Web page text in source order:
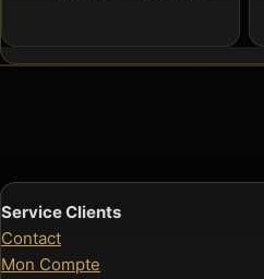
prix :
65,00 €
Service Clients
Contact
Mon Compte